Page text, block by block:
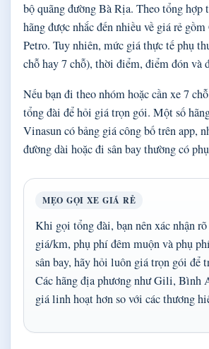
bộ quãng đường Bà Rịa. Theo tổng hợp
hãng được nhắc đến nhiều về giá rẻ
Petro. Tuy nhiên, mức giá thực tế phụ
chỗ hay 7 chỗ), thời điểm, điểm đón và
Nếu bạn đi theo nhóm hoặc cần xe 7
tổng đài để hỏi giá trọn gói. Một số
Vinasun có bảng giá công bố trên app,
đường dài hoặc đi sân bay thường có
MẸO GỌI XE GIÁ RẺ
Khi gọi tổng đài, bạn nên xác nhận
giá/km, phụ phí đêm muộn và phụ
sân bay, hãy hỏi luôn giá trọn gói để
Các hãng địa phương như Gili, Bình
giá linh hoạt hơn so với các thương